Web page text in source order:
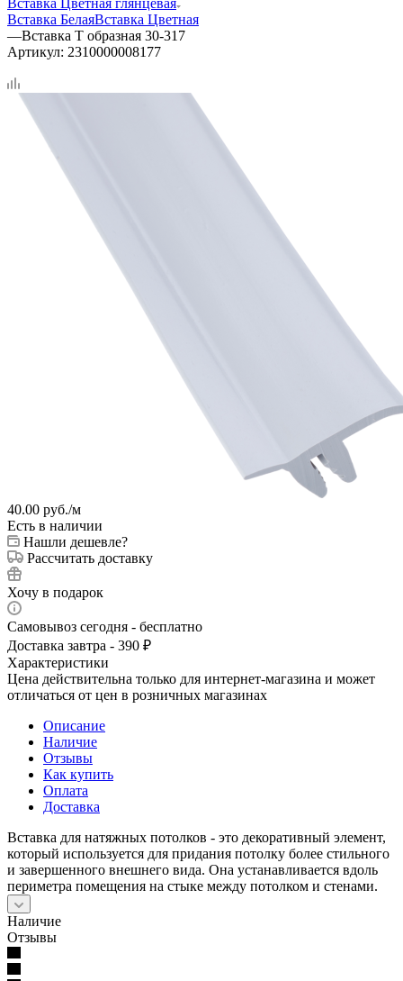
Вставка БелаяВставка Цветная
—Вставка Т образная 30-317
Артикул: 2310000008177
40.00 руб./м
Есть в наличии
Нашли дешевле?
Рассчитать доставку
Хочу в подарок
Самовывоз сегодня - бесплатно
Доставка завтра - 390 ₽
Характеристики
Цена действительна только для интернет-магазина и может
отличаться от цен в розничных магазинах
Описание
Наличие
Отзывы
Как купить
Оплата
Доставка
Вставка для натяжных потолков - это декоративный элемент,
который используется для придания потолку более стильного
и завершенного внешнего вида. Она устанавливается вдоль
периметра помещения на стыке между потолком и стенами.
Наличие
Отзывы